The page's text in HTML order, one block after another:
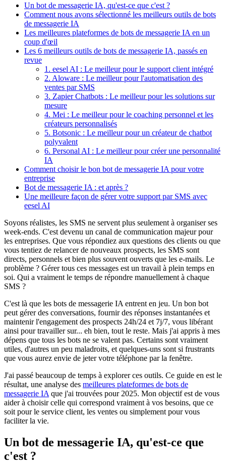
Un bot de messagerie IA, qu'est-ce que c'est ?
Comment nous avons sélectionné les meilleurs outils de bots
de messagerie IA
Les meilleures plateformes de bots de messagerie IA en un
coup d'œil
Les 6 meilleurs outils de bots de messagerie IA, passés en
revue
1. eesel AI : Le meilleur pour le support client intégré
2. Aloware : Le meilleur pour l'automatisation des
ventes par SMS
3. Zapier Chatbots : Le meilleur pour les solutions sur
mesure
4. Mei : Le meilleur pour le coaching personnel et les
créateurs personnalisés
5. Botsonic : Le meilleur pour un créateur de chatbot
polyvalent
6. Personal AI : Le meilleur pour créer une personnalité
IA
Comment choisir le bon bot de messagerie IA pour votre
entreprise
Bot de messagerie IA : et après ?
Une meilleure façon de gérer votre support par SMS avec
eesel AI
Soyons réalistes, les SMS ne servent plus seulement à organiser ses
week-ends. C'est devenu un canal de communication majeur pour
les entreprises. Que vous répondiez aux questions des clients ou que
vous tentiez de relancer de nouveaux prospects, les SMS sont
directs, personnels et bien plus souvent ouverts que les e-mails. Le
problème ? Gérer tous ces messages est un travail à plein temps en
soi. Qui a vraiment le temps de répondre manuellement à chaque
SMS ?
C'est là que les bots de messagerie IA entrent en jeu. Un bon bot
peut gérer des conversations, fournir des réponses instantanées et
maintenir l'engagement des prospects 24h/24 et 7j/7, vous libérant
ainsi pour travailler sur... eh bien, tout le reste. Mais j'ai appris à mes
dépens que tous les bots ne se valent pas. Certains sont vraiment
utiles, d'autres un peu maladroits, et quelques-uns sont si frustrants
que vous aurez envie de jeter votre téléphone par la fenêtre.
J'ai passé beaucoup de temps à explorer ces outils. Ce guide en est le
résultat, une analyse des meilleures plateformes de bots de
messagerie IA que j'ai trouvées pour 2025. Mon objectif est de vous
aider à choisir celle qui correspond vraiment à vos besoins, que ce
soit pour le service client, les ventes ou simplement pour vous
faciliter la vie.
Un bot de messagerie IA, qu'est-ce que
c'est ?